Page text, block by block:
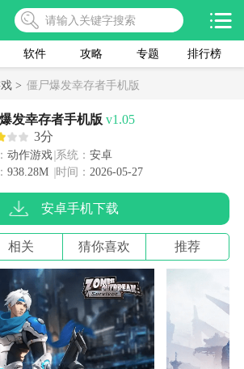
软件 攻略 专题 排行榜
> 僵尸爆发幸存者手机版
发幸存者手机版 v1.05
3分
动作游戏 系统： 安卓
938.28M 时间： 2026-05-27
安卓手机下载
相关 猜你喜欢 推荐